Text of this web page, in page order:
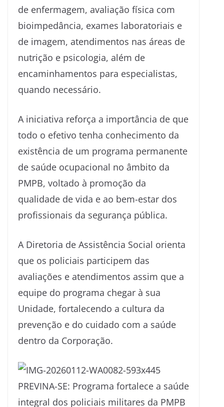
de enfermagem, avaliação física com
bioimpedância, exames laboratoriais e
de imagem, atendimentos nas áreas de
nutrição e psicologia, além de
encaminhamentos para especialistas,
quando necessário.
A iniciativa reforça a importância de que
todo o efetivo tenha conhecimento da
existência de um programa permanente
de saúde ocupacional no âmbito da
PMPB, voltado à promoção da
qualidade de vida e ao bem-estar dos
profissionais da segurança pública.
A Diretoria de Assistência Social orienta
que os policiais participem das
avaliações e atendimentos assim que a
equipe do programa chegar à sua
Unidade, fortalecendo a cultura da
prevenção e do cuidado com a saúde
dentro da Corporação.